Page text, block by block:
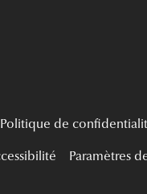
Politique de
Paramètres